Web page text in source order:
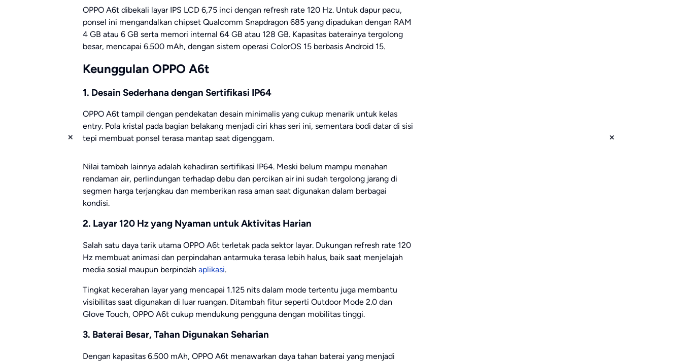
OPPO A6t dibekali layar IPS LCD 6,75 inci dengan refresh rate 120 Hz. Untuk dapur pacu,
ponsel ini mengandalkan chipset Qualcomm Snapdragon 685 yang dipadukan dengan RAM
4 GB atau 6 GB serta memori internal 64 GB atau 128 GB. Kapasitas baterainya tergolong
besar, mencapai 6.500 mAh, dengan sistem operasi ColorOS 15 berbasis Android 15.
Keunggulan OPPO A6t
1. Desain Sederhana dengan Sertifikasi IP64
OPPO A6t tampil dengan pendekatan desain minimalis yang cukup menarik untuk kelas
entry. Pola kristal pada bagian belakang menjadi ciri khas seri ini, sementara bodi datar di sisi
tepi membuat ponsel terasa mantap saat digenggam.
Nilai tambah lainnya adalah kehadiran sertifikasi IP64. Meski belum mampu menahan
rendaman air, perlindungan terhadap debu dan percikan air ini sudah tergolong jarang di
segmen harga terjangkau dan memberikan rasa aman saat digunakan dalam berbagai
kondisi.
2. Layar 120 Hz yang Nyaman untuk Aktivitas Harian
Salah satu daya tarik utama OPPO A6t terletak pada sektor layar. Dukungan refresh rate 120
Hz membuat animasi dan perpindahan antarmuka terasa lebih halus, baik saat menjelajah
media sosial maupun berpindah aplikasi.
Tingkat kecerahan layar yang mencapai 1.125 nits dalam mode tertentu juga membantu
visibilitas saat digunakan di luar ruangan. Ditambah fitur seperti Outdoor Mode 2.0 dan
Glove Touch, OPPO A6t cukup mendukung pengguna dengan mobilitas tinggi.
3. Baterai Besar, Tahan Digunakan Seharian
Dengan kapasitas 6.500 mAh, OPPO A6t menawarkan daya tahan baterai yang menjadi